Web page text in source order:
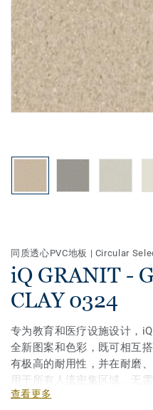
同质透心PVC地板 | Circular
iQ GRANIT -
CLAY 0324
专为教育和医疗设施设计，
全新图案和色彩，既可相互
有极高的耐用性，并在耐磨
用于所有人流密集区域。无
即可恢复地板的原始外观。
查看更多